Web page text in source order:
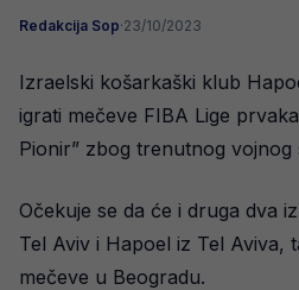
Redakcija Sop·23/10/2023
Izraelski košarkaški klub
igrati mečeve FIBA Lige
Pionir” zbog trenutnog
Očekuje se da će i druga dva
Tel Aviv i Hapoel iz Tel Aviva,
mečeve u Beogradu.